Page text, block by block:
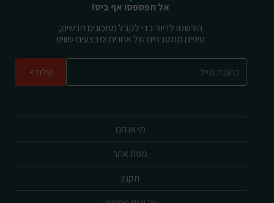
מי אנחנו
מפת אתר
תקנון
אל תפספסו אף ביס!
הירשמו לדיוור כדי לקבל מתכונים חדשים,
טיפים ממטבחים של אחרים ומבצעים שווים
שלח